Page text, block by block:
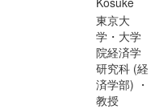
東京大
学・大学
院経済学
研究科 (経
済学部) ・
教授